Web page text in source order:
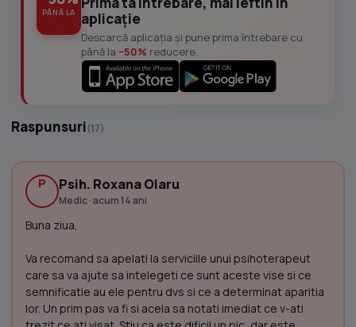
PÂNĂ LA
aplicație
Descarcă aplicația și pune prima întrebare cu
până la −50% reducere.
Raspunsuri(17)
P Psih. Roxana Olaru
Medic · acum 14 ani
Buna ziua,
Va recomand sa apelati la serviciile unui psihoterapeut
care sa va ajute sa intelegeti ce sunt aceste vise si ce
semnificatie au ele pentru dvs si ce a determinat aparitia
lor. Un prim pas va fi si acela sa notati imediat ce v-ati